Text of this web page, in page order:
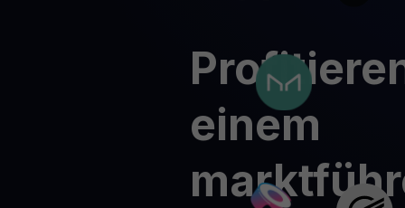
Erhalten Sie Bargeld, ohne Ihre Krypto zu verkaufen
Ihr Web3-Vermögen an einem Ort verwalten
einem